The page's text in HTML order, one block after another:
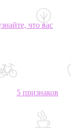
что вас
5 признаков